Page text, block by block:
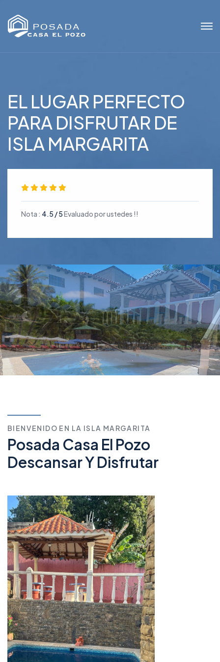
EL LUGAR PERFECTO
PARA DISFRUTAR DE
ISLA MARGARITA
Nota : 4.5 / 5Evaluado por ustedes !!
BIENVENIDO EN LA ISLA MARGARITA
Posada Casa El Pozo
Descansar Y Disfrutar